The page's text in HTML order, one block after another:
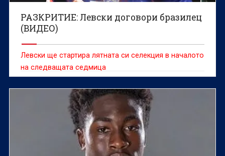
РАЗКРИТИЕ: Левски договори бразилец
(ВИДЕО)
Левски ще стартира лятната си селекция в началото
на следващата седмица